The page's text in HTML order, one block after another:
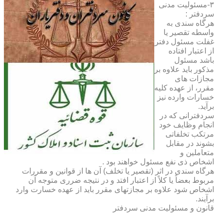
۳-مسئولیت مدنی
سردفتر :
هرگاه سندی به
واسطه تقصیر یا
غفلت مسئول دفتر
از اعتبار افتاده
باشد مسئول
مذکور باید علاوه بر
مجازات های
مقرر، از عهده کلیه
خسارات وارده نیز
برآید.
سردفترانی که در
انجام وظایف خود
مرتکب تخلفاتی
بشوند در مقابل
متعاملین و
اشخاص ذی نفع مسئول خواهند بود .
هرگاه سندی در اثر (تقصیر یا تخلف) آن ها از قوانین و مقررات
مربوط بعضاً یا کلاً از اعتبار افتد و در نتیجه ضرری متوجه آن
اشخاص شود علاوه بر مجازتهای مقرر باید از عهده خسارت وارد
برآیند.
قانون و مسئولیت مدنی سردفتر